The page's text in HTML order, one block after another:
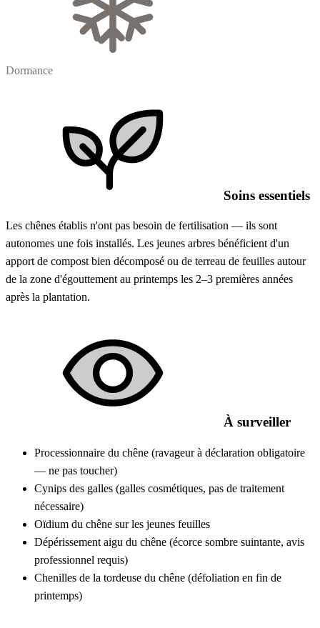
Dormance
Soins essentiels
Les chênes établis n'ont pas besoin de fertilisation — ils sont
autonomes une fois installés. Les jeunes arbres bénéficient d'un
apport de compost bien décomposé ou de terreau de feuilles autour
de la zone d'égouttement au printemps les 2–3 premières années
après la plantation.
À surveiller
Processionnaire du chêne (ravageur à déclaration obligatoire
— ne pas toucher)
Cynips des galles (galles cosmétiques, pas de traitement
nécessaire)
Oïdium du chêne sur les jeunes feuilles
Dépérissement aigu du chêne (écorce sombre suintante, avis
professionnel requis)
Chenilles de la tordeuse du chêne (défoliation en fin de
printemps)